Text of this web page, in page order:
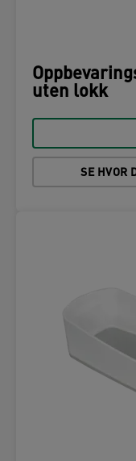
uten lokk
SE HVOR